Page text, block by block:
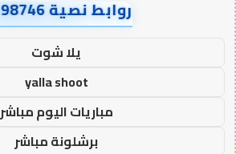
روابط نصية AA98746
يلا شوت
yalla shoot
مباريات اليوم مباشر
برشلونة مباشر